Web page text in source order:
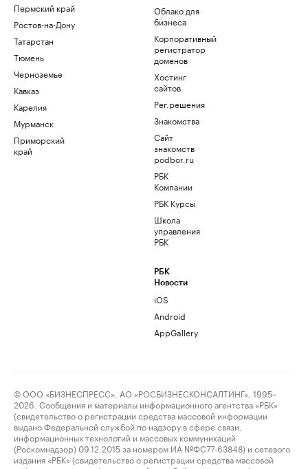
Пермский край
Ростов-на-Дону
Татарстан
Тюмень
Черноземье
Кавказ
Карелия
Мурманск
Приморский
край
Облако для
бизнеса
Корпоративный
регистратор
доменов
Хостинг
сайтов
Рег.решения
Знакомства
Сайт
знакомств
podbor.ru
РБК
Компании
РБК Курсы
Школа
управления
РБК
РБК
Новости
iOS
Android
AppGallery
© ООО «БИЗНЕСПРЕСС», АО «РОСБИЗНЕСКОНСАЛТИНГ», 1995–
2026. Сообщения и материалы информационного агентства «РБК»
(свидетельство о регистрации средства массовой информации
выдано Федеральной службой по надзору в сфере связи,
информационных технологий и массовых коммуникаций
(Роскомнадзор) 09.12.2015 за номером ИА №ФС77-63848) и сетевого
издания «РБК» (свидетельство о регистрации средства массовой